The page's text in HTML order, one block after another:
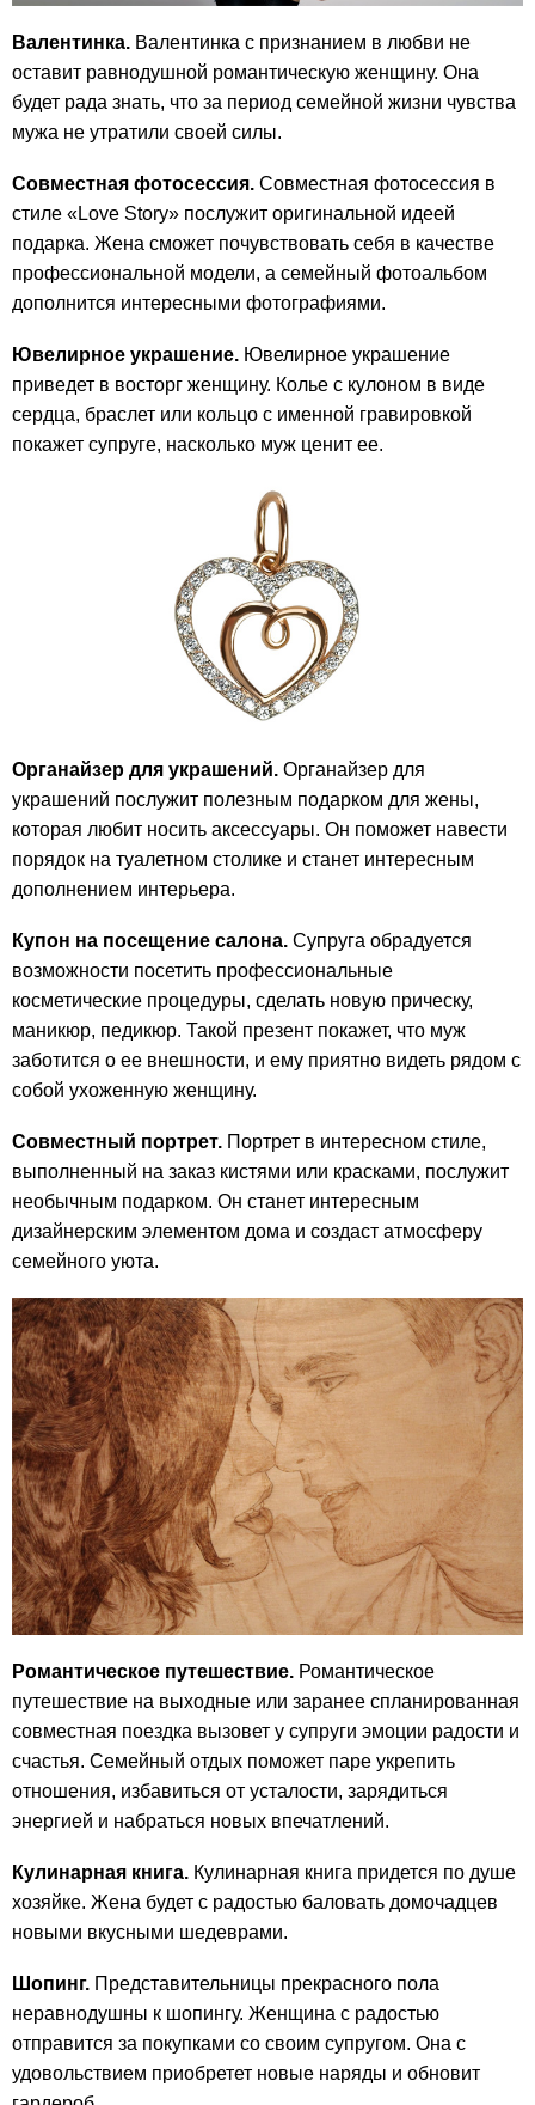
Валентинка. Валентинка с признанием в любви не
оставит равнодушной романтическую женщину. Она
будет рада знать, что за период семейной жизни чувства
мужа не утратили своей силы.
Совместная фотосессия. Совместная фотосессия в
стиле «Love Story» послужит оригинальной идеей
подарка. Жена сможет почувствовать себя в качестве
профессиональной модели, а семейный фотоальбом
дополнится интересными фотографиями.
Ювелирное украшение. Ювелирное украшение
приведет в восторг женщину. Колье с кулоном в виде
сердца, браслет или кольцо с именной гравировкой
покажет супруге, насколько муж ценит ее.
Органайзер для украшений. Органайзер для
украшений послужит полезным подарком для жены,
которая любит носить аксессуары. Он поможет навести
порядок на туалетном столике и станет интересным
дополнением интерьера.
Купон на посещение салона. Супруга обрадуется
возможности посетить профессиональные
косметические процедуры, сделать новую прическу,
маникюр, педикюр. Такой презент покажет, что муж
заботится о ее внешности, и ему приятно видеть рядом с
собой ухоженную женщину.
Совместный портрет. Портрет в интересном стиле,
выполненный на заказ кистями или красками, послужит
необычным подарком. Он станет интересным
дизайнерским элементом дома и создаст атмосферу
семейного уюта.
Романтическое путешествие. Романтическое
путешествие на выходные или заранее спланированная
совместная поездка вызовет у супруги эмоции радости и
счастья. Семейный отдых поможет паре укрепить
отношения, избавиться от усталости, зарядиться
энергией и набраться новых впечатлений.
Кулинарная книга. Кулинарная книга придется по душе
хозяйке. Жена будет с радостью баловать домочадцев
новыми вкусными шедеврами.
Шопинг. Представительницы прекрасного пола
неравнодушны к шопингу. Женщина с радостью
отправится за покупками со своим супругом. Она с
удовольствием приобретет новые наряды и обновит